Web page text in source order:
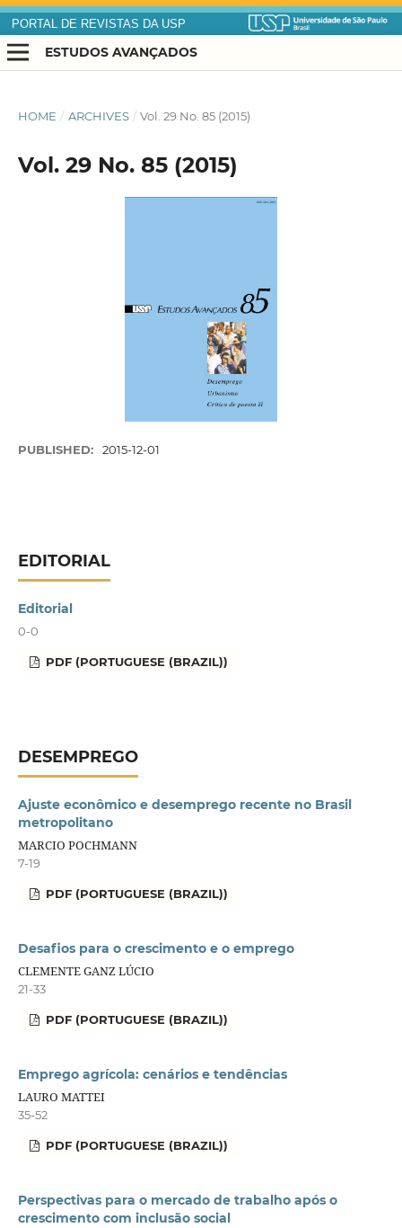
PORTAL DE REVISTAS DA USP
ESTUDOS AVANÇADOS
HOME / ARCHIVES / Vol. 29 No. 85 (2015)
Vol. 29 No. 85 (2015)
PUBLISHED: 2015-12-01
EDITORIAL
Editorial
0-0
PDF (PORTUGUESE (BRAZIL))
DESEMPREGO
Ajuste econômico e desemprego recente no Brasil
metropolitano
MARCIO POCHMANN
7-19
PDF (PORTUGUESE (BRAZIL))
Desafios para o crescimento e o emprego
CLEMENTE GANZ LÚCIO
21-33
PDF (PORTUGUESE (BRAZIL))
Emprego agrícola: cenários e tendências
LAURO MATTEI
35-52
PDF (PORTUGUESE (BRAZIL))
Perspectivas para o mercado de trabalho após o
crescimento com inclusão social